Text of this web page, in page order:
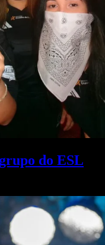
do ESL